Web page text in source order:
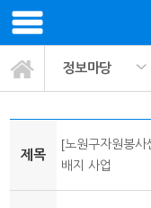
정보마당
제목
[노원구자원봉
배지 사업